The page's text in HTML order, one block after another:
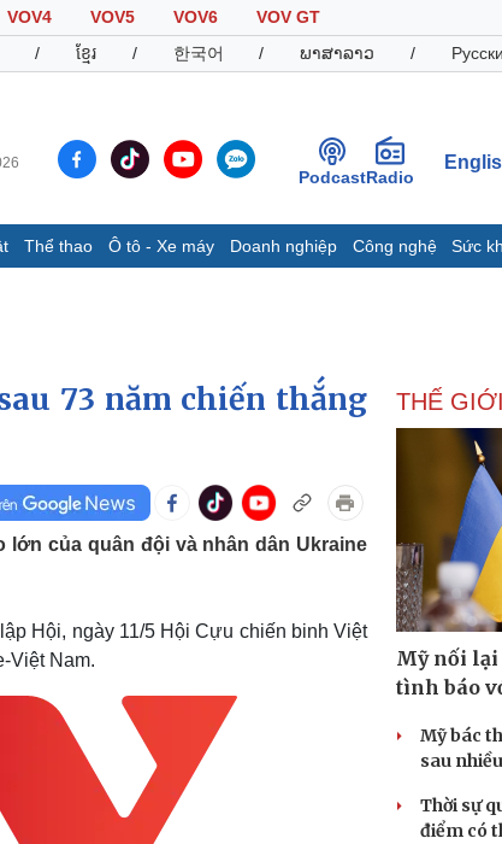
VOV4 VOV5 VOV6
VOV GT
/ ខ្មែរ / 한국어 / ພາສາລາວ /
PodcastRadio
Thể thao Ô tô - Xe máy Doanh nghiệp Công nghệ Sức
Infographic
Ô tô - Xe máy
Xe máy
Doanh nghiệp
Thông tin doanh nghiệp
Doanh nghiệp 24h
Doanh nhân
Vì cộng đồng
Giải trí
Nghệ sĩ
Thời trang
Sao Việt
73 năm chiến thắng
lớn của quân đội và nhân dân Ukraine
Hội, ngày 11/5 Hội Cựu chiến binh Việt
Việt Nam.
THẾ GIỚI
Mỹ nối lại
tình báo
Mỹ bác
sau
Thời sự
điểm có